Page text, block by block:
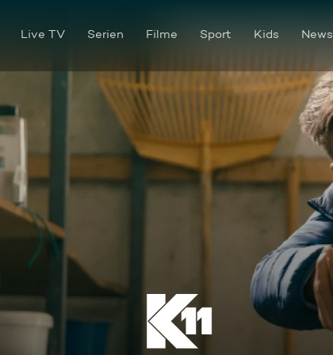
Live TV Serien Filme Sport Kids News
Rendezvous mit dem Tod